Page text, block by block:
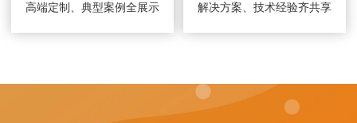
高端定制、典型案例全展示 解决方案、技术经验齐共享